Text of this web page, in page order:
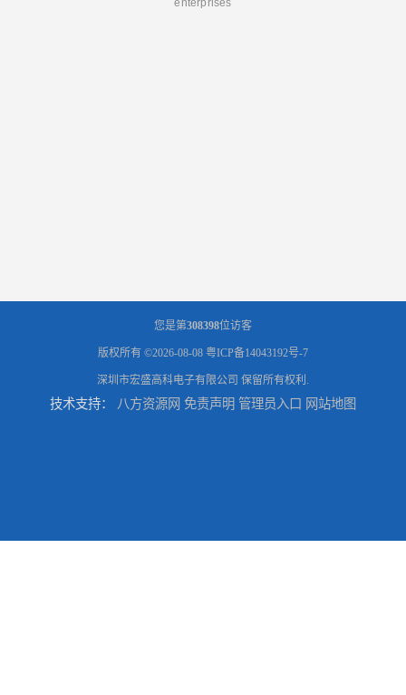
enterprises
您是第308398位访客
版权所有 ©2026-08-08 粤ICP备14043192号-7
深圳市宏盛高科电子有限公司 保留所有权利.
技术支持： 八方资源网 免责声明 管理员入口 网站地图